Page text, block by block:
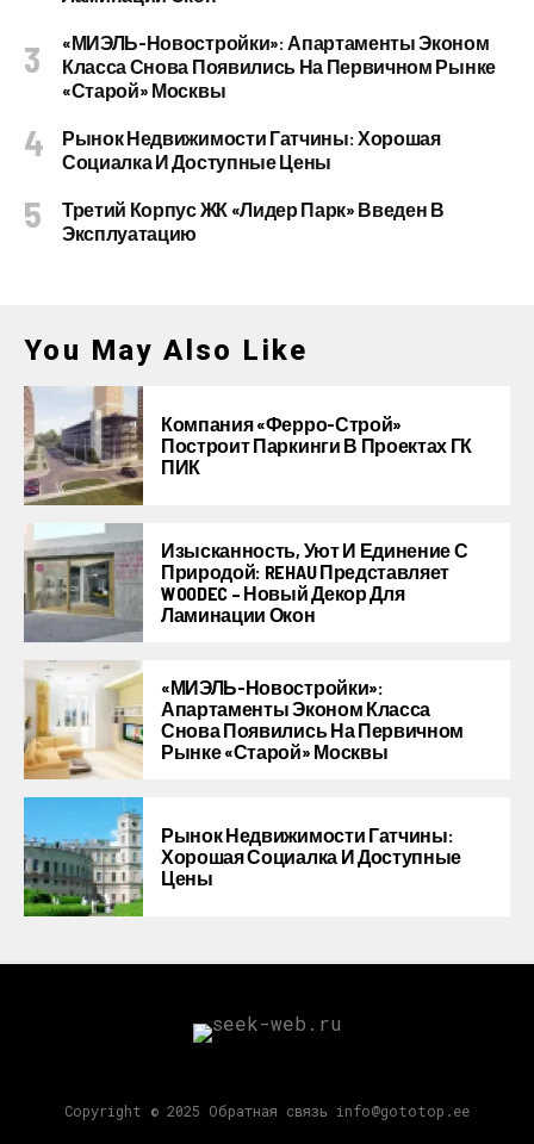
«МИЭЛЬ-Новостройки»: Апартаменты Эконом
Класса Снова Появились На Первичном Рынке
«старой» Москвы
Рынок Недвижимости Гатчины: Хорошая
Социалка И Доступные Цены
Третий Корпус ЖК «Лидер Парк» Введен В
Эксплуатацию
You May Also Like
Компания «Ферро-Строй»
Построит Паркинги В Проектах ГК
ПИК
Изысканность, Уют И Единение С
Природой: REHAU Представляет
WOODEC – Новый Декор Для
Ламинации Окон
«МИЭЛЬ-Новостройки»:
Апартаменты Эконом Класса
Снова Появились На Первичном
Рынке «старой» Москвы
Рынок Недвижимости Гатчины:
Хорошая Социалка И Доступные
Цены
Copyright © 2025 Обратная связь info@gototop.ee